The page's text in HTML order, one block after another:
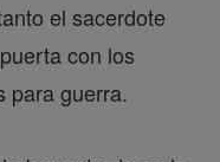
el sacerdote
con los
para guerra.